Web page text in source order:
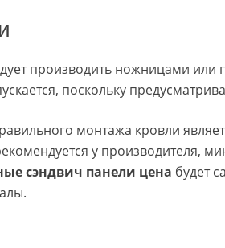
производить ножницами
поскольку
монтажа кровли
у производителя,
сэндвич панели цена будет